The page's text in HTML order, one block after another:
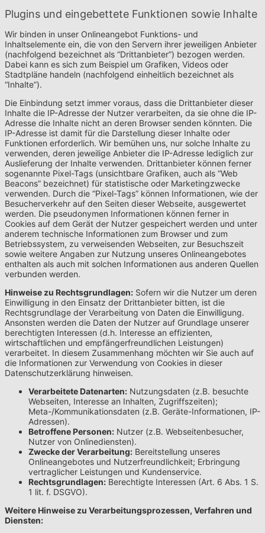
Plugins und eingebettete Funktionen sowie Inhalte
Wir binden in unser Onlineangebot Funktions- und
Inhaltselemente ein, die von den Servern ihrer jeweiligen Anbieter
(nachfolgend bezeichnet als “Drittanbieter”) bezogen werden.
Dabei kann es sich zum Beispiel um Grafiken, Videos oder
Stadtpläne handeln (nachfolgend einheitlich bezeichnet als
“Inhalte”).
Die Einbindung setzt immer voraus, dass die Drittanbieter dieser
Inhalte die IP-Adresse der Nutzer verarbeiten, da sie ohne die IP-
Adresse die Inhalte nicht an deren Browser senden könnten. Die
IP-Adresse ist damit für die Darstellung dieser Inhalte oder
Funktionen erforderlich. Wir bemühen uns, nur solche Inhalte zu
verwenden, deren jeweilige Anbieter die IP-Adresse lediglich zur
Auslieferung der Inhalte verwenden. Drittanbieter können ferner
sogenannte Pixel-Tags (unsichtbare Grafiken, auch als “Web
Beacons” bezeichnet) für statistische oder Marketingzwecke
verwenden. Durch die “Pixel-Tags” können Informationen, wie der
Besucherverkehr auf den Seiten dieser Webseite, ausgewertet
werden. Die pseudonymen Informationen können ferner in
Cookies auf dem Gerät der Nutzer gespeichert werden und unter
anderem technische Informationen zum Browser und zum
Betriebssystem, zu verweisenden Webseiten, zur Besuchszeit
sowie weitere Angaben zur Nutzung unseres Onlineangebotes
enthalten als auch mit solchen Informationen aus anderen Quellen
verbunden werden.
Hinweise zu Rechtsgrundlagen: Sofern wir die Nutzer um deren
Einwilligung in den Einsatz der Drittanbieter bitten, ist die
Rechtsgrundlage der Verarbeitung von Daten die Einwilligung.
Ansonsten werden die Daten der Nutzer auf Grundlage unserer
berechtigten Interessen (d.h. Interesse an effizienten,
wirtschaftlichen und empfängerfreundlichen Leistungen)
verarbeitet. In diesem Zusammenhang möchten wir Sie auch auf
die Informationen zur Verwendung von Cookies in dieser
Datenschutzerklärung hinweisen.
Verarbeitete Datenarten: Nutzungsdaten (z.B. besuchte
Webseiten, Interesse an Inhalten, Zugriffszeiten);
Meta-/Kommunikationsdaten (z.B. Geräte-Informationen, IP-
Adressen).
Betroffene Personen: Nutzer (z.B. Webseitenbesucher,
Nutzer von Onlinediensten).
Zwecke der Verarbeitung: Bereitstellung unseres
Onlineangebotes und Nutzerfreundlichkeit; Erbringung
vertraglicher Leistungen und Kundenservice.
Rechtsgrundlagen: Berechtigte Interessen (Art. 6 Abs. 1 S.
1 lit. f. DSGVO).
Weitere Hinweise zu Verarbeitungsprozessen, Verfahren und
Diensten: